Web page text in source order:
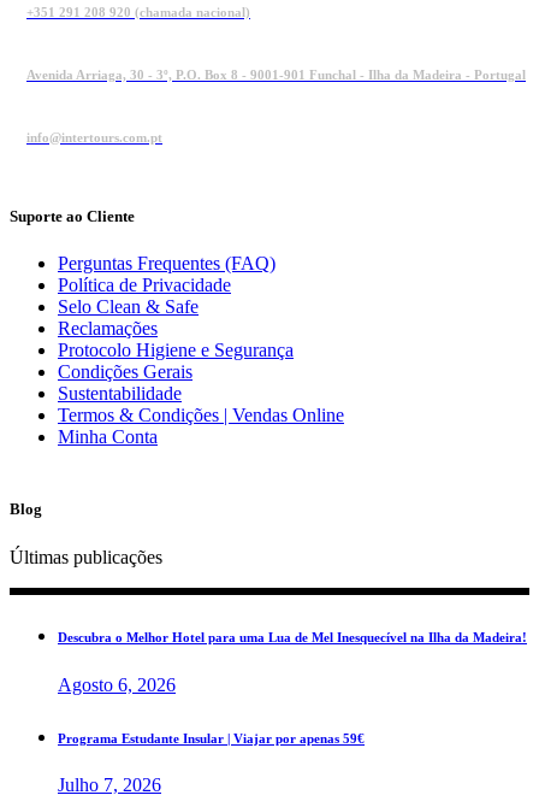
+351 291 208 920 (chamada nacional)
Avenida Arriaga, 30 - 3º, P.O. Box 8 - 9001-901 Funchal - Ilha da Madeira - Portugal
info@intertours.com.pt
Suporte ao Cliente
Perguntas Frequentes (FAQ)
Política de Privacidade
Selo Clean & Safe
Reclamações
Protocolo Higiene e Segurança
Condições Gerais
Sustentabilidade
Termos & Condições | Vendas Online
Minha Conta
Blog
Últimas publicações
Descubra o Melhor Hotel para uma Lua de Mel Inesquecível na Ilha da Madeira!
Agosto 6, 2026
Programa Estudante Insular | Viajar por apenas 59€
Julho 7, 2026